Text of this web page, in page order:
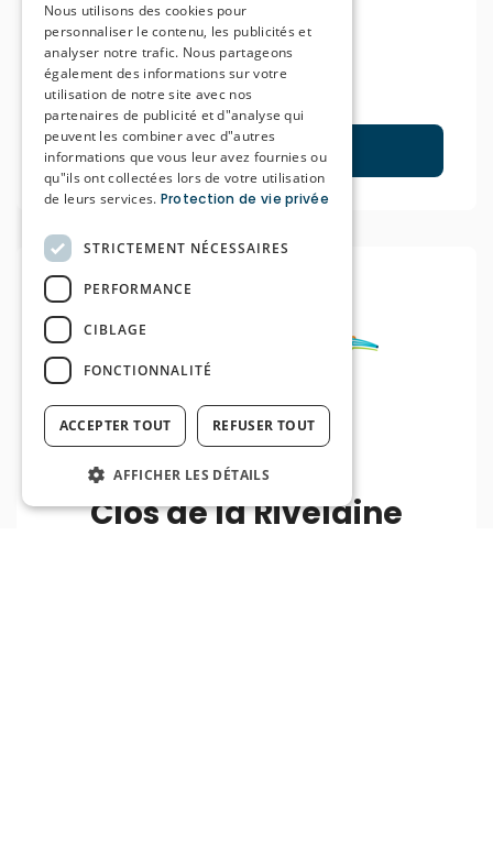
Clarenhof
Hasselt
Regarder
Clos de la Rivelaine
Nous utilisons des cookies pour
personnaliser le contenu, les publicités et
analyser notre trafic. Nous partageons
également des informations sur votre
utilisation de notre site avec nos
partenaires de publicité et d"analyse qui
peuvent les combiner avec d"autres
informations que vous leur avez fournies ou
qu"ils ont collectées lors de votre utilisation
de leurs services. Protection de vie privée
STRICTEMENT NÉCESSAIRES
PERFORMANCE
CIBLAGE
FONCTIONNALITÉ
ACCEPTER TOUT REFUSER TOUT
AFFICHER LES DÉTAILS